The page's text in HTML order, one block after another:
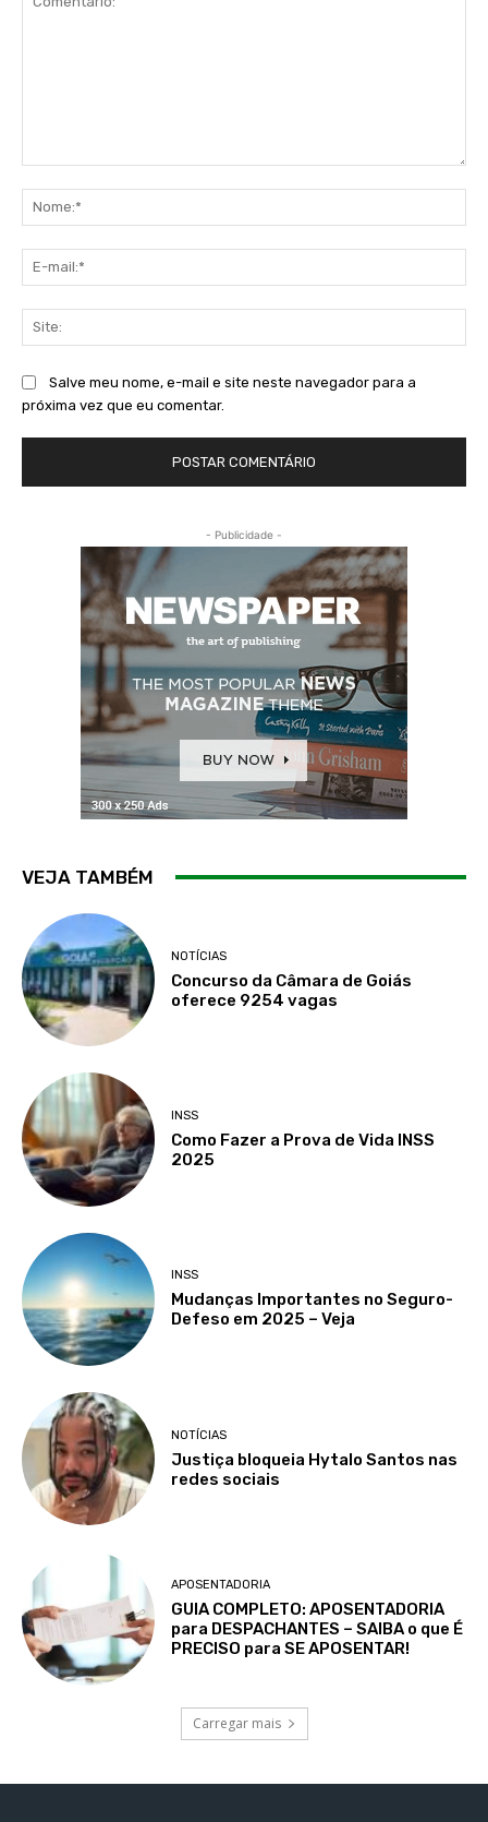
Salve meu nome, e-mail e site neste navegador para a
próxima vez que eu comentar.
- Publicidade -
VEJA TAMBÉM
NOTÍCIAS
Concurso da Câmara de Goiás
oferece 9254 vagas
INSS
Como Fazer a Prova de Vida INSS
2025
INSS
Mudanças Importantes no Seguro-
Defeso em 2025 – Veja
NOTÍCIAS
Justiça bloqueia Hytalo Santos nas
redes sociais
APOSENTADORIA
GUIA COMPLETO: APOSENTADORIA
para DESPACHANTES – SAIBA o que É
PRECISO para SE APOSENTAR!
Carregar mais